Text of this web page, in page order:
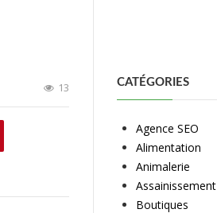
13 CATÉGORIES
Agence SEO
Alimentation
Animalerie
Assainissement
Boutiques